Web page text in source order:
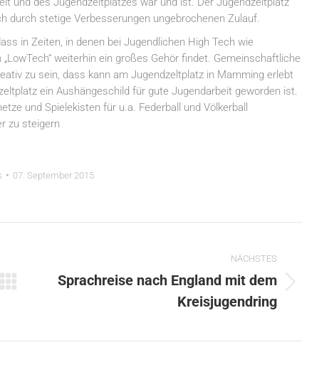
durch stetige Verbesserungen ungebrochenen Zulauf.
in Zeiten, in denen bei Jugendlichen High Tech wie
weiterhin ein großes Gehör findet. Gemeinschaftliche
zu sein, dass kann am Jugendzeltplatz in Mamming erlebt
ein Aushängeschild für gute Jugendarbeit geworden ist.
und Spielekisten für u.a. Federball und Völkerball
zu steigern
07. September 2015
NÄCHSTES
Nächster
Sprachreise nach England mit dem
Kreisjugendring